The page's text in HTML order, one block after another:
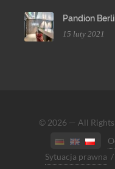
Pandion
15 luty 2021
© 2026 — All Rights
Sytuacja prawna /